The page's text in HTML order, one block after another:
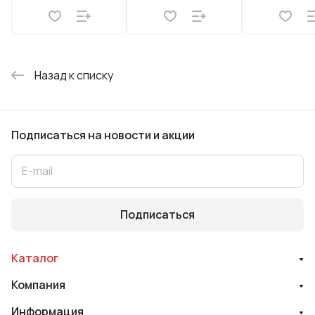
Назад к списку
Подписаться на новости и акции
Подписаться
Каталог
Компания
Информация